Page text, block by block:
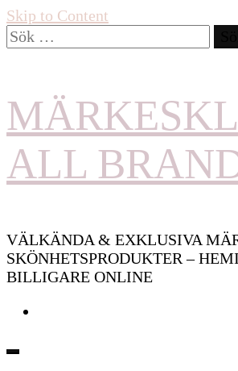
Skip to Content
Sök
efter:
ALL
VÄLKÄNDA & EXKLUSIVA
SKÖNHETSPRODUKTER –
BILLIGARE ONLINE